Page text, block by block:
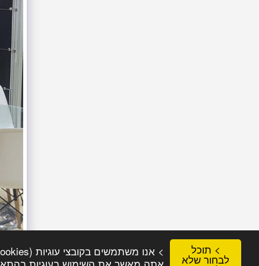
> תוכל
לבחור שלא
אתה מאשר את השימוש בעוגיות בהתאם